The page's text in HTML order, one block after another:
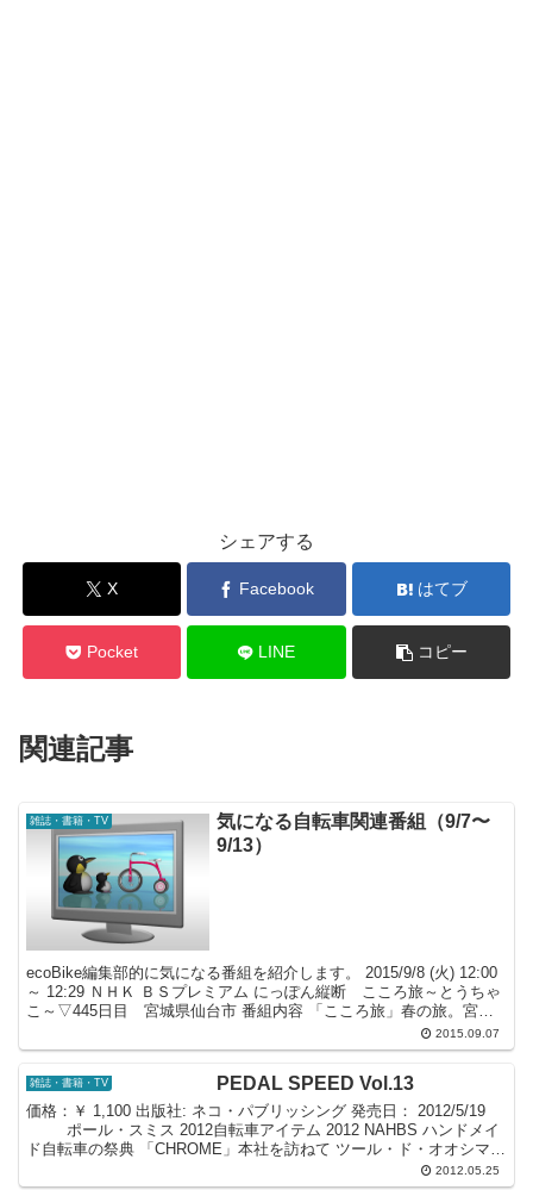
シェアする
X Facebook はてブ
Pocket LINE コピー
関連記事
雑誌・書籍・TV
気になる自転車関連番組（9/7〜
9/13）
ecoBike編集部的に気になる番組を紹介します。 2015/9/8 (火) 12:00
～ 12:29 ＮＨＫ ＢＳプレミアム にっぽん縦断 こころ旅～とうちゃ
こ～▽445日目 宮城県仙台市 番組内容 「こころ旅」春の旅。宮城
2015.09.07
雑誌・書籍・TV PEDAL SPEED Vol.13
価格：￥ 1,100 出版社: ネコ・パブリッシング 発売日： 2012/5/19
ポール・スミス 2012自転車アイテム 2012 NAHBS ハンドメイ
ド自転車の祭典 「CHROME」本社を訪ねて ツール・ド・オオシマ体
2012.05.25